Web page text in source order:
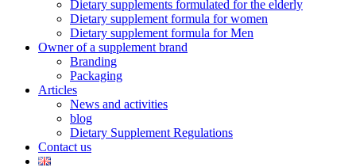
Dietary supplements formulated for the elderly
Dietary supplement formula for women
Dietary supplement formula for Men
Owner of a supplement brand
Branding
Packaging
Articles
News and activities
blog
Dietary Supplement Regulations
Contact us